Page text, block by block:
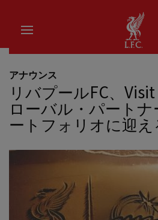
家
アナウンス
リバプールFC、
ローバル・パート
ートフォリオに迎え